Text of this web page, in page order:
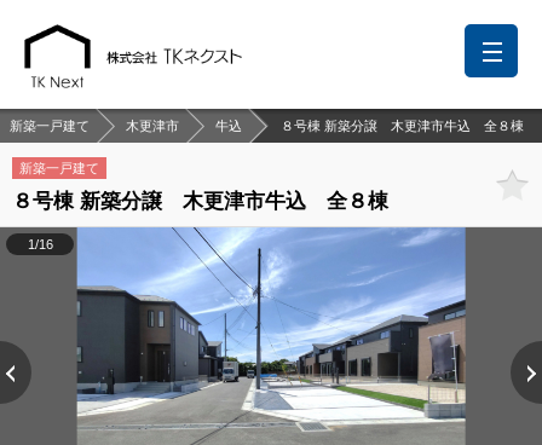
新築一戸建て 木更津市 牛込 ８号棟 新築分譲 木更津市牛込 全８棟
新築一戸建て
８号棟 新築分譲 木更津市牛込 全８棟
1/16
前回の履歴 検討リスト 保存した検索条件
中国語での対応も可能です
お問い合わせ
営業メールは固くお断りします
お知らせ